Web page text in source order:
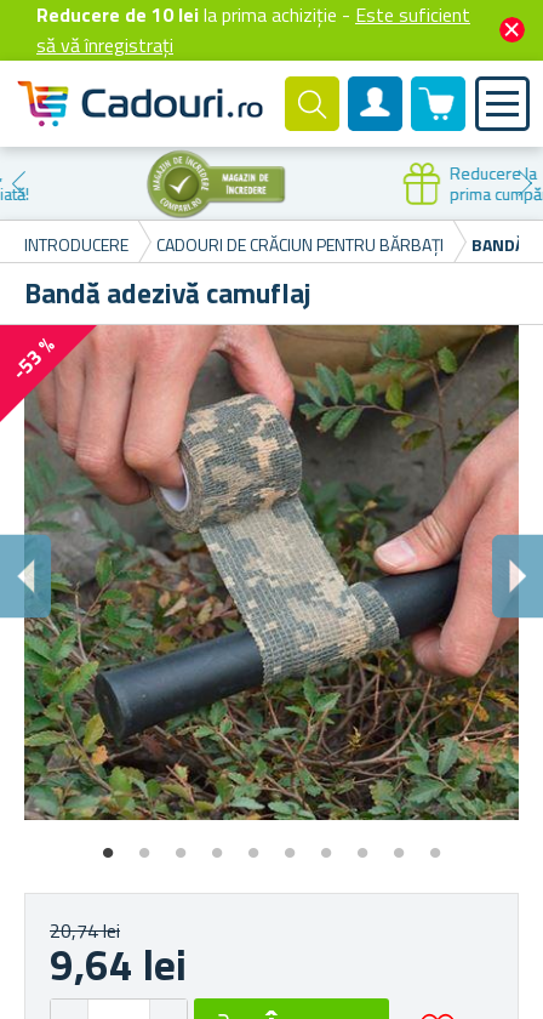
Reducere de 10 leila prima achiziție - Este suficient
să vă înregistrați
Cont client
0 produselor
Reducere la
prima cumpărare
INTRODUCERE CADOURI DE CRĂCIUN PENTRU BĂRBAȚI BANDĂ
Bandă adezivă camuflaj
-53 %
20,74 lei
9,64 lei